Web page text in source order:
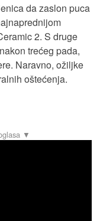
da zaslon puca
2. S druge
trećeg pada,
Naravno, ožiljke
oštećenja.